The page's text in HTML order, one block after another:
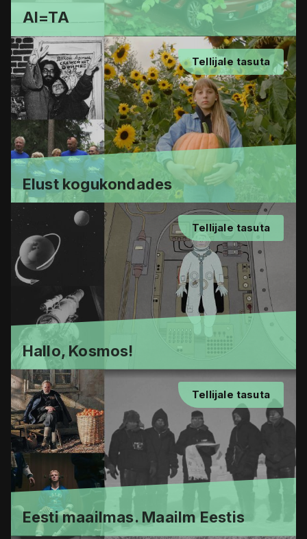
AI=TA
Tellijale tasuta
Elust kogukondades
Tellijale tasuta
Hallo, Kosmos!
Tellijale tasuta
Eesti maailmas. Maailm Eestis